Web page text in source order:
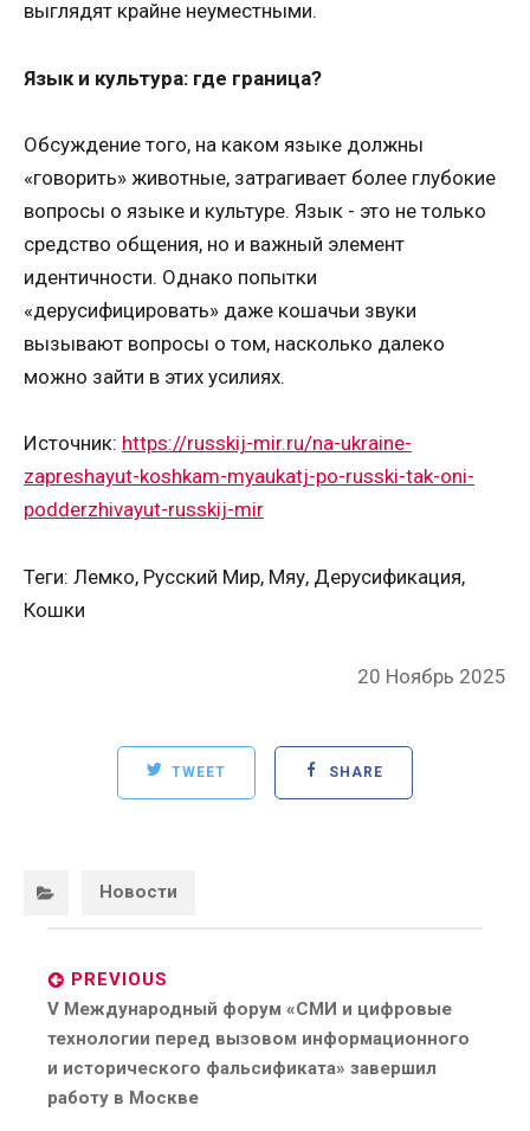
выглядят крайне неуместными.
Язык и культура: где граница?
Обсуждение того, на каком языке должны
«говорить» животные, затрагивает более глубокие
вопросы о языке и культуре. Язык - это не только
средство общения, но и важный элемент
идентичности. Однако попытки
«дерусифицировать» даже кошачьи звуки
вызывают вопросы о том, насколько далеко
можно зайти в этих усилиях.
Источник: https://russkij-mir.ru/na-ukraine-
zapreshayut-koshkam-myaukatj-po-russki-tak-oni-
podderzhivayut-russkij-mir
Теги: Лемко, Русский Мир, Мяу, Дерусификация,
Кошки
Posted
20 Ноябрь 2025
TWEET SHARE
Новости
navigation
PREVIOUS
Previous
post:
V Международный форум «СМИ и цифровые
технологии перед вызовом информационного
и исторического фальсификата» завершил
работу в Москве